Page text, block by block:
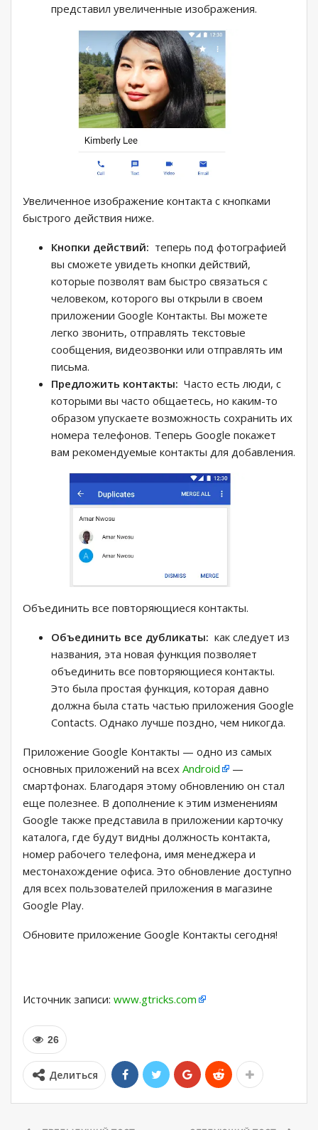
представил увеличенные изображения.
Увеличенное изображение контакта с кнопками
быстрого действия ниже.
Кнопки действий: теперь под фотографией
вы сможете увидеть кнопки действий,
которые позволят вам быстро связаться с
человеком, которого вы открыли в своем
приложении Google Контакты. Вы можете
легко звонить, отправлять текстовые
сообщения, видеозвонки или отправлять им
письма.
Предложить контакты: Часто есть люди, с
которыми вы часто общаетесь, но каким-то
образом упускаете возможность сохранить их
номера телефонов. Теперь Google покажет
вам рекомендуемые контакты для добавления.
Объединить все повторяющиеся контакты.
Объединить все дубликаты: как следует из
названия, эта новая функция позволяет
объединить все повторяющиеся контакты.
Это была простая функция, которая давно
должна была стать частью приложения Google
Contacts. Однако лучше поздно, чем никогда.
Приложение Google Контакты — одно из самых
основных приложений на всех Android
—
смартфонах. Благодаря этому обновлению он стал
еще полезнее. В дополнение к этим изменениям
Google также представила в приложении карточку
каталога, где будут видны должность контакта,
номер рабочего телефона, имя менеджера и
местонахождение офиса. Это обновление доступно
для всех пользователей приложения в магазине
Google Play.
Обновите приложение Google Контакты сегодня!
Источник записи: www.gtricks.com
26
Делиться